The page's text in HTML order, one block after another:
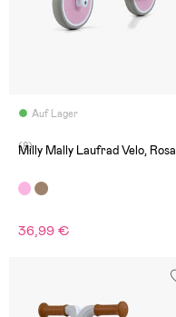
Auf Lager
(8)
Milly Mally Laufrad Velo, Rosa
36,99 €